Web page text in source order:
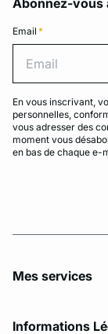
Abonnez-vous
Email *
En vous inscrivant,
personnelles,
vous adresser des
moment vous
en bas de chaque e-
Mes services
Informations